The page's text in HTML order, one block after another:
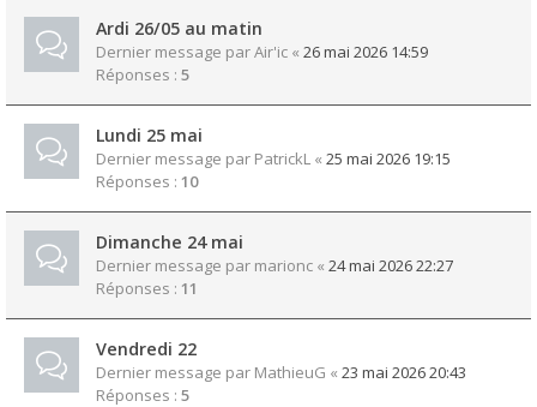
Ardi 26/05 au matin
Dernier message parAir'ic « 26 mai 2026 14:59
Réponses : 5
Lundi 25 mai
Dernier message par PatrickL « 25 mai 2026 19:15
Réponses : 10
Dimanche 24 mai
Dernier message par marionc « 24 mai 2026 22:27
Réponses : 11
Vendredi 22
Dernier message par MathieuG « 23 mai 2026 20:43
Réponses : 5